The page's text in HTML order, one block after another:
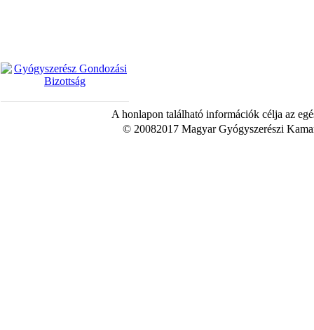
A honlapon található információk célja az
© 20082017 Magyar Gyógyszerészi